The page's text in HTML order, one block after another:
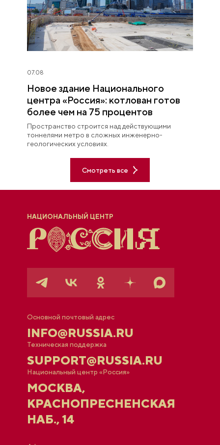
07.08
Новое здание Национального
центра «Россия»: котлован готов
более чем на 75 процентов
Пространство строится над действующими
тоннелями метро в сложных инженерно-
геологических условиях.
Смотреть все
НАЦИОНАЛЬНЫЙ ЦЕНТР
Основной почтовый адрес
INFO@RUSSIA.RU
Техническая поддержка
SUPPORT@RUSSIA.RU
Национальный центр «Россия»
МОСКВА,
КРАСНОПРЕСНЕНСКАЯ
НАБ., 14